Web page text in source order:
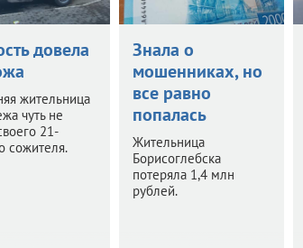
довела
жительница
чуть не
21-
сожителя.
Знала о
мошенниках, но
все равно
попалась
Жительница
Борисоглебска
потеряла 1,4 млн
рублей.